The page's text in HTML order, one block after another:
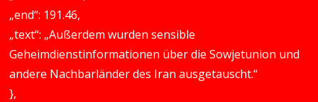
„end“: 191.46,
„text“: „Außerdem wurden sensible
Geheimdienstinformationen über die Sowjetunion und
andere Nachbarländer des Iran ausgetauscht.“
},